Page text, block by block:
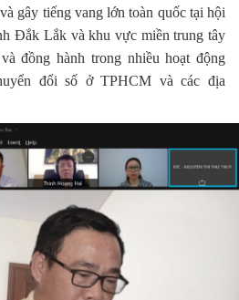
gây tiếng vang lớn toàn quốc tại hội
Đắk Lắk và khu vực miền trung tây
đồng hành trong nhiều hoạt động
đổi số ở TPHCM và các địa